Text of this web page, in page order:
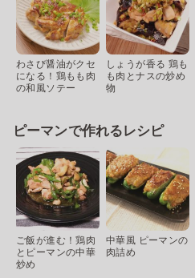
わさび醤油がクセ
になる！鶏もも肉
の和風ソテー
しょうが香る 鶏も
も肉とナスの炒め
物
ピーマンで作れるレシピ
ご飯が進む！鶏肉
とピーマンの中華
炒め
中華風 ピーマンの
肉詰め